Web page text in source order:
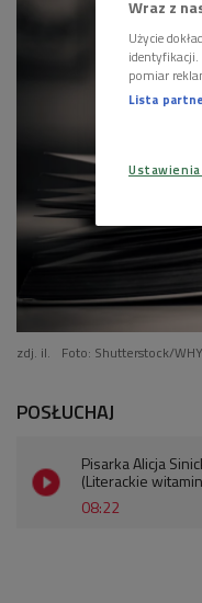
zdj. il. Foto: Shutterstock/
POSŁUCHAJ
08:22
Pisarka Alicja
(Literackie
Wraz z
Użycie
identyfikacji.
pomiar
Lista